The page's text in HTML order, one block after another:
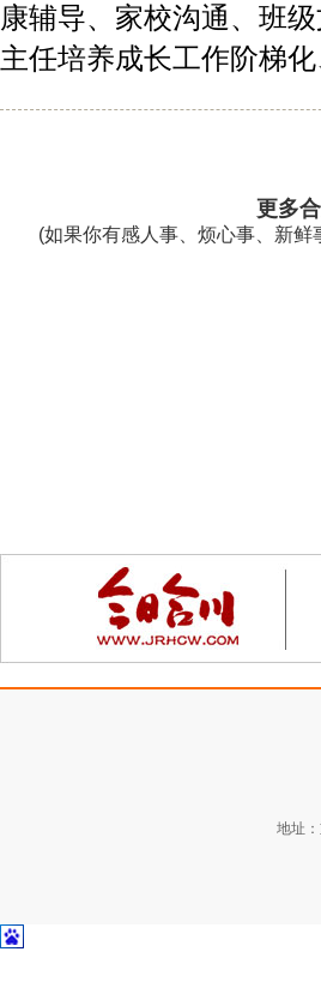
康辅导、家校沟通、班
主任培养成长工作阶梯化
更多
(如果你有感人事、烦心事、新鲜
地址